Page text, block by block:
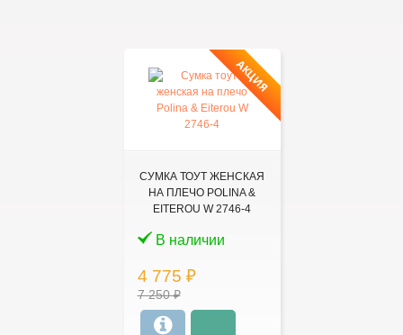
АКЦИЯ
СУМКА ТОУТ ЖЕНСКАЯ
НА ПЛЕЧО POLINA &
EITEROU W 2746-4
В наличии
4 775 ₽
7 250 ₽